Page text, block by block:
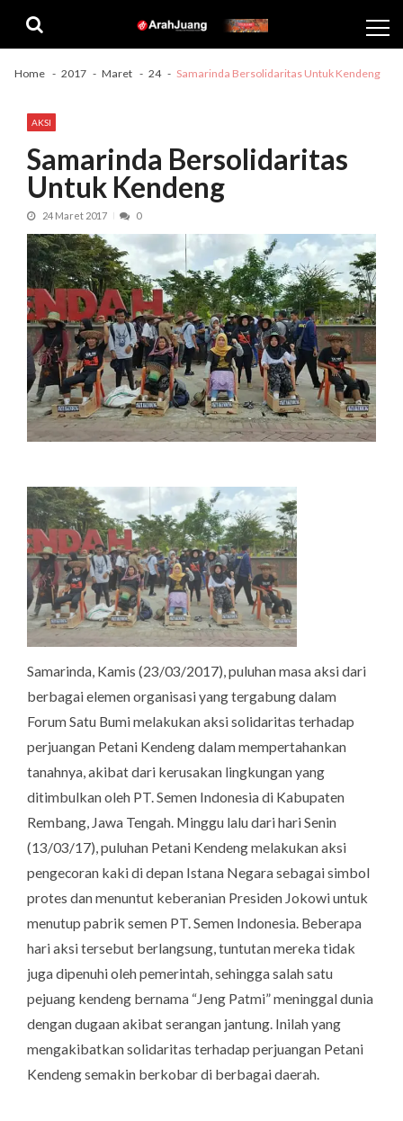
navigation
content
Home 2017 Maret 24 Samarinda Bersolidaritas Untuk Kendeng
AKSI
Samarinda Bersolidaritas
Untuk Kendeng
24 Maret 2017 0
Samarinda, Kamis (23/03/2017), puluhan masa aksi dari
berbagai elemen organisasi yang tergabung dalam
Forum Satu Bumi melakukan aksi solidaritas terhadap
perjuangan Petani Kendeng dalam mempertahankan
tanahnya, akibat dari kerusakan lingkungan yang
ditimbulkan oleh PT. Semen Indonesia di Kabupaten
Rembang, Jawa Tengah. Minggu lalu dari hari Senin
(13/03/17), puluhan Petani Kendeng melakukan aksi
pengecoran kaki di depan Istana Negara sebagai simbol
protes dan menuntut keberanian Presiden Jokowi untuk
menutup pabrik semen PT. Semen Indonesia. Beberapa
hari aksi tersebut berlangsung, tuntutan mereka tidak
juga dipenuhi oleh pemerintah, sehingga salah satu
pejuang kendeng bernama “Jeng Patmi” meninggal dunia
dengan dugaan akibat serangan jantung. Inilah yang
mengakibatkan solidaritas terhadap perjuangan Petani
Kendeng semakin berkobar di berbagai daerah.